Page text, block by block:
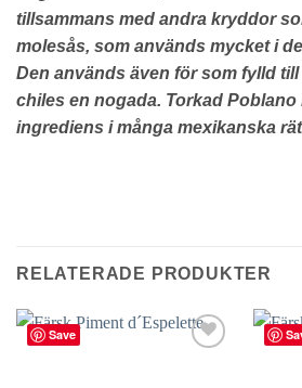
tillsammans med andra kryddor
molesås, som används mycket i
Den används även för som fylld
chiles en nogada. Torkad
ingrediens i många mexikanska
RELATERADE PRODUKTER
Save